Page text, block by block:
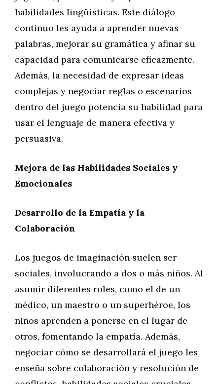
habilidades lingüísticas. Este diálogo
continuo les ayuda a aprender nuevas
palabras, mejorar su gramática y afinar su
capacidad para comunicarse eficazmente.
Además, la necesidad de expresar ideas
complejas y negociar reglas o escenarios
dentro del juego potencia su habilidad para
usar el lenguaje de manera efectiva y
persuasiva.
Mejora de las Habilidades Sociales y
Emocionales
Desarrollo de la Empatía y la
Colaboración
Los juegos de imaginación suelen ser
sociales, involucrando a dos o más niños. Al
asumir diferentes roles, como el de un
médico, un maestro o un superhéroe, los
niños aprenden a ponerse en el lugar de
otros, fomentando la empatía. Además,
negociar cómo se desarrollará el juego les
enseña sobre colaboración y resolución de